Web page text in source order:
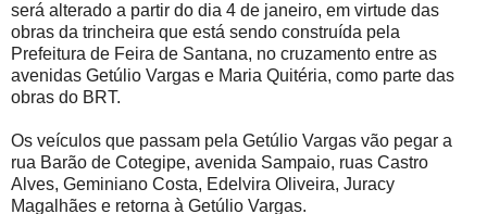
será alterado a partir do dia 4 de janeiro, em virtude das
obras da trincheira que está sendo construída pela
Prefeitura de Feira de Santana, no cruzamento entre as
avenidas Getúlio Vargas e Maria Quitéria, como parte das
obras do BRT.
Os veículos que passam pela Getúlio Vargas vão pegar a
rua Barão de Cotegipe, avenida Sampaio, ruas Castro
Alves, Geminiano Costa, Edelvira Oliveira, Juracy
Magalhães e retorna à Getúlio Vargas.